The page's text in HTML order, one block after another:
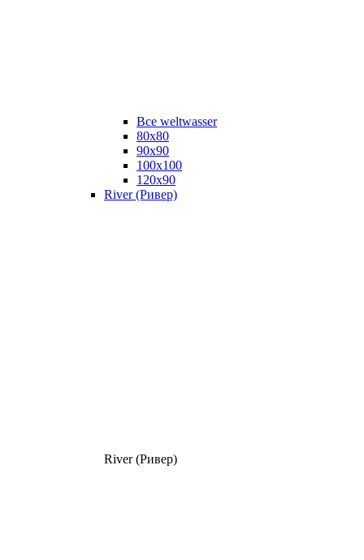
Все weltwasser
80x80
90x90
100x100
120x90
River (Ривер)
River (Ривер)